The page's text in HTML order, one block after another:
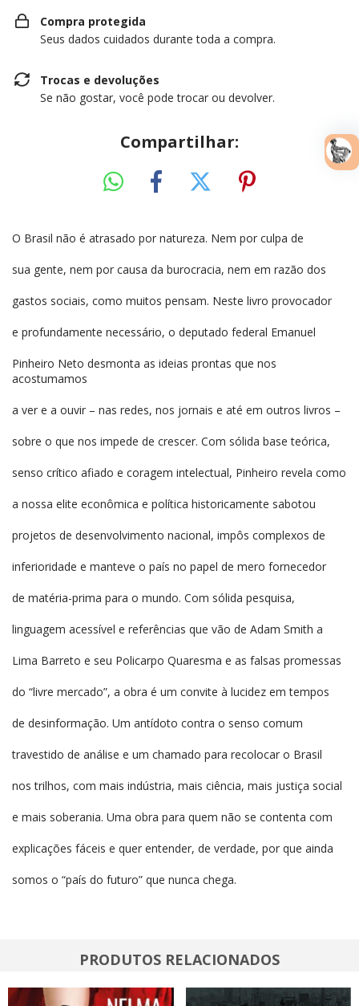
Compra protegida
Seus dados cuidados durante toda a compra.
Trocas e devoluções
Se não gostar, você pode trocar ou devolver.
Compartilhar:
O Brasil não é atrasado por natureza. Nem por culpa de
sua gente, nem por causa da burocracia, nem em razão dos
gastos sociais, como muitos pensam. Neste livro provocador
e profundamente necessário, o deputado federal Emanuel
Pinheiro Neto desmonta as ideias prontas que nos
acostumamos
a ver e a ouvir – nas redes, nos jornais e até em outros livros –
sobre o que nos impede de crescer. Com sólida base teórica,
senso crítico afiado e coragem intelectual, Pinheiro revela como
a nossa elite econômica e política historicamente sabotou
projetos de desenvolvimento nacional, impôs complexos de
inferioridade e manteve o país no papel de mero fornecedor
de matéria-prima para o mundo. Com sólida pesquisa,
linguagem acessível e referências que vão de Adam Smith a
Lima Barreto e seu Policarpo Quaresma e as falsas promessas
do “livre mercado”, a obra é um convite à lucidez em tempos
de desinformação. Um antídoto contra o senso comum
travestido de análise e um chamado para recolocar o Brasil
nos trilhos, com mais indústria, mais ciência, mais justiça social
e mais soberania. Uma obra para quem não se contenta com
explicações fáceis e quer entender, de verdade, por que ainda
somos o “país do futuro” que nunca chega.
PRODUTOS RELACIONADOS